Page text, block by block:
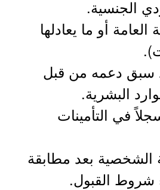
العامة أو ما يعادلها
سبق دعمه من قبل
البشرية.
في التأمينات
الشخصية بعد مطابقة
شروط القبول.